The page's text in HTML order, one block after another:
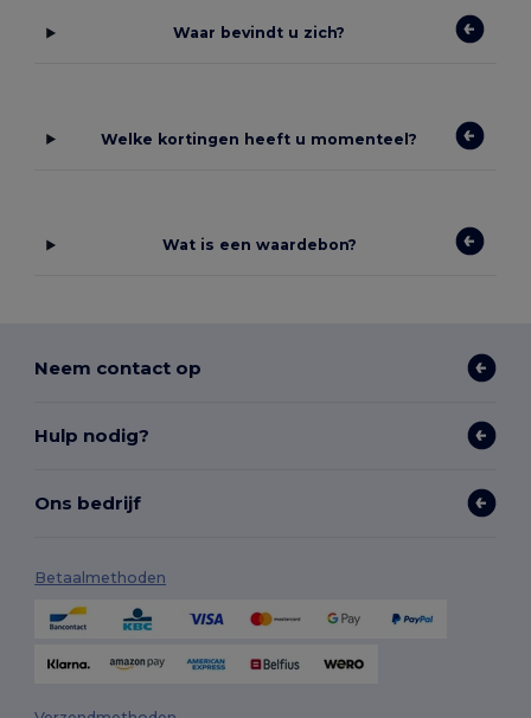
Waar bevindt u zich?
Welke kortingen heeft u momenteel?
Wat is een waardebon?
Neem contact op
Hulp nodig?
Ons bedrijf
Betaalmethoden